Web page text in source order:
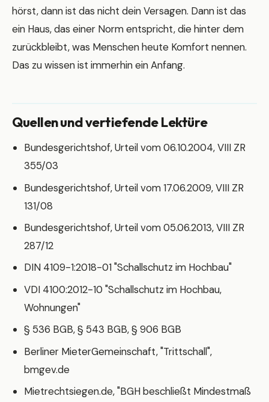
hörst, dann ist das nicht dein Versagen. Dann ist das
ein Haus, das einer Norm entspricht, die hinter dem
zurückbleibt, was Menschen heute Komfort nennen.
Das zu wissen ist immerhin ein Anfang.
Quellen und vertiefende Lektüre
Bundesgerichtshof, Urteil vom 06.10.2004, VIII ZR
355/03
Bundesgerichtshof, Urteil vom 17.06.2009, VIII ZR
131/08
Bundesgerichtshof, Urteil vom 05.06.2013, VIII ZR
287/12
DIN 4109-1:2018-01 "Schallschutz im Hochbau"
VDI 4100:2012-10 "Schallschutz im Hochbau,
Wohnungen"
§ 536 BGB, § 543 BGB, § 906 BGB
Berliner MieterGemeinschaft, "Trittschall",
bmgev.de
Mietrechtsiegen.de, "BGH beschließt Mindestmaß